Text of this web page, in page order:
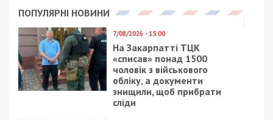
ПОПУЛЯРНІ НОВИНИ
7/08/2026 - 15:00
На Закарпатті ТЦК
«списав» понад 1500
чоловік з військового
обліку, а документи
знищили, щоб прибрати
сліди